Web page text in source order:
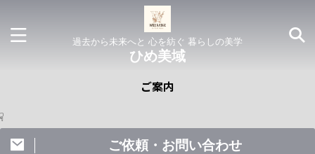
過去から未来へと 心を紡ぐ 暮らしの美学
ひめ美域
ご案内
ご依頼・お問い合わせ